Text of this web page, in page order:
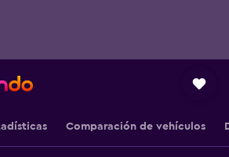
Comparación de vehículos